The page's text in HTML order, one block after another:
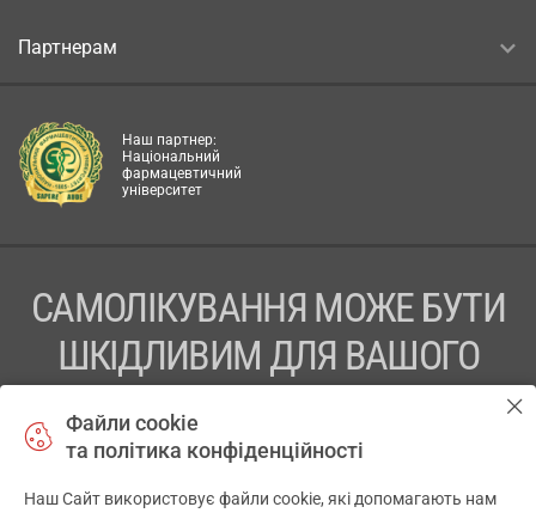
Партнерам
Наш партнер:
Національний
фармацевтичний
університет
САМОЛІКУВАННЯ МОЖЕ БУТИ
ШКІДЛИВИМ ДЛЯ ВАШОГО
ПЕРЕД ЗАСТОСУВАННЯМ ПРЕПАРАТУ ПРОКОНСУЛЬТУЙТЕСЬ
Файли cookie
та політика конфіденційності
Наш Сайт використовує файли cookie, які допомагають нам